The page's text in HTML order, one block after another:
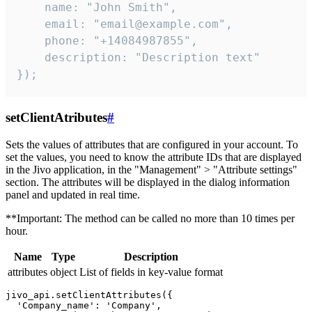
    name: "John Smith",
    email: "email@example.com",
    phone: "+14084987855",
    description: "Description text"
});
setClientAtributes#
Sets the values ​​of attributes that are configured in your account. To
set the values, you need to know the attribute IDs that are displayed
in the Jivo application, in the "Management" > "Attribute settings"
section. The attributes will be displayed in the dialog information
panel and updated in real time.
**Important: The method can be called no more than 10 times per
hour.
Name Type
Description
attributes object List of fields in key-value format
jivo_api.setClientAttributes({
  'Company_name': 'Company',